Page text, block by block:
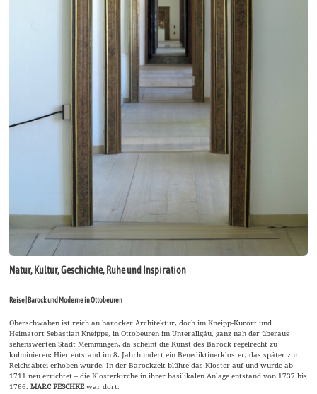
Natur, Kultur, Geschichte, Ruhe und Inspiration
Reise | Barock und Moderne in Ottobeuren
Oberschwaben ist reich an barocker Architektur, doch im Kneipp-Kurort und
Heimatort Sebastian Kneipps, in Ottobeuren im Unterallgäu, ganz nah der überaus
sehenswerten Stadt Memmingen, da scheint die Kunst des Barock regelrecht zu
kulminieren: Hier entstand im 8. Jahrhundert ein Benediktinerkloster, das später zur
Reichsabtei erhoben wurde. In der Barockzeit blühte das Kloster auf und wurde ab
1711 neu errichtet – die Klosterkirche in ihrer basilikalen Anlage entstand von 1737 bis
1766.MARC PESCHKEwar dort.